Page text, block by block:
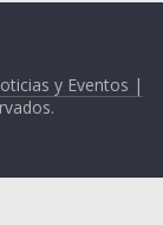
y Eventos |